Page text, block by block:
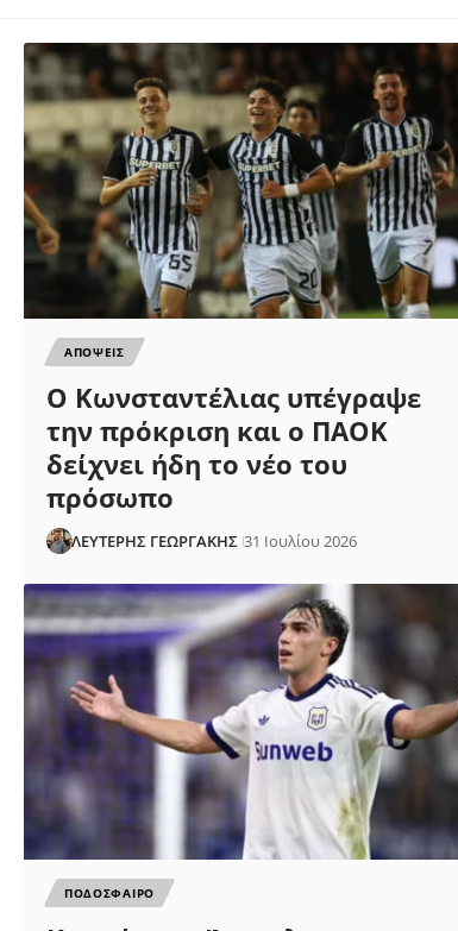
ΑΠΟΨΕΙΣ
Ο Κωνσταντέλιας υπέγραψε
την πρόκριση και ο ΠΑΟΚ
δείχνει ήδη το νέο του
πρόσωπο
ΛΕΥΤΕΡΗΣ ΓΕΩΡΓΑΚΗΣ 31 Ιουλίου 2026
ΠΟΔΟΣΦΑΙΡΟ